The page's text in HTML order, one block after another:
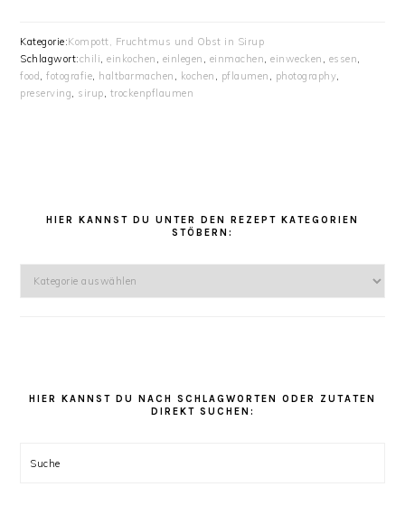
Kategorie:Kompott, Fruchtmus und Obst in Sirup
Schlagwort:chili,einkochen , einlegen , einmachen,einwecken , essen,
food ,fotografie, haltbarmachen , kochen , pflaumen , photography,
preserving, sirup, trockenpflaumen
HIER KANNST DU UNTER DEN REZEPT KATEGORIEN
STÖBERN:
Kategorien
HIER KANNST DU NACH SCHLAGWORTEN ODER ZUTATEN
DIREKT SUCHEN:
Suche